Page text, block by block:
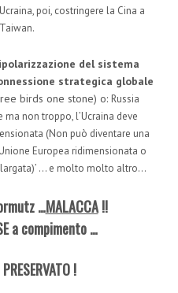
poi, costringere la Cina a
del sistema
strategica globale
birds one stone) o: Russia
non troppo, l’Ucraina deve
(Non può diventare una
Europea ridimensionata o
… e molto molto altro…
…MALACCA!!
a compimento …
!